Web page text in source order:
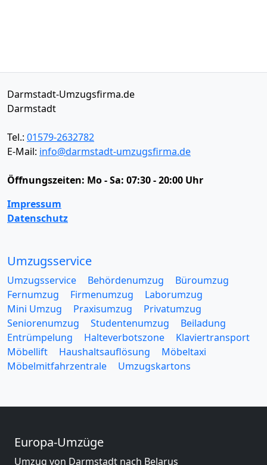
Darmstadt-Umzugsfirma.de
Darmstadt
Tel.: 01579-2632782
E-Mail: info@darmstadt-umzugsfirma.de
Öffnungszeiten: Mo - Sa: 07:30 - 20:00 Uhr
Impressum
Datenschutz
Umzugsservice
Umzugsservice Behördenumzug
Büroumzug
Fernumzug
Firmenumzug
Laborumzug
Mini Umzug
Praxisumzug
Privatumzug
Seniorenumzug
Studentenumzug
Beiladung
Entrümpelung
Halteverbotszone
Klaviertransport
Möbellift
Haushaltsauflösung
Möbeltaxi
Möbelmitfahrzentrale
Umzugskartons
Europa-Umzüge
Umzug von Darmstadt nach Belarus